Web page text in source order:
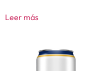
Leer más